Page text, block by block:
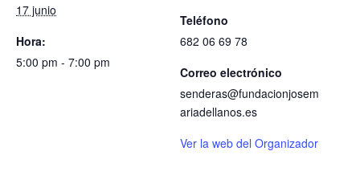
17 junio
Hora:
5:00 pm - 7:00 pm
Teléfono
682 06 69 78
Correo electrónico
senderas@fundacionjosem
ariadellanos.es
Ver la web del Organizador